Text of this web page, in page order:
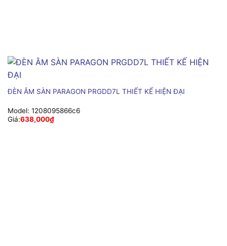
ĐÈN ÂM SÀN PARAGON PRGDD7L THIẾT KẾ HIỆN ĐẠI
Model: 1208095866c6
Giá:638,000₫